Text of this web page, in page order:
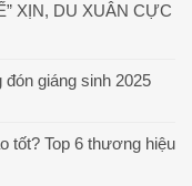
XỊN, DU XUÂN CỰC
giáng sinh 2025
tốt? Top 6 thương hiệu